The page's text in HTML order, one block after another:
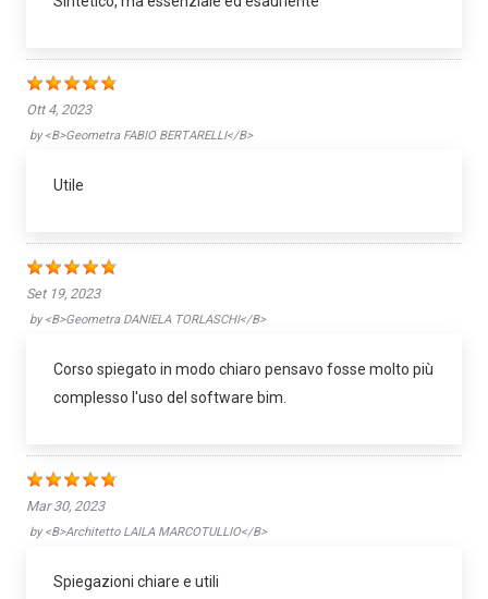
Ott 4, 2023
by<b>Geometra FABIO BERTARELLI</b>
Utile
Set 19, 2023
by<b>Geometra DANIELA TORLASCHI</b>
Corso spiegato in modo chiaro pensavo fosse molto più
complesso l'uso del software bim.
Mar 30, 2023
by<b>Architetto LAILA MARCOTULLIO</b>
Spiegazioni chiare e utili